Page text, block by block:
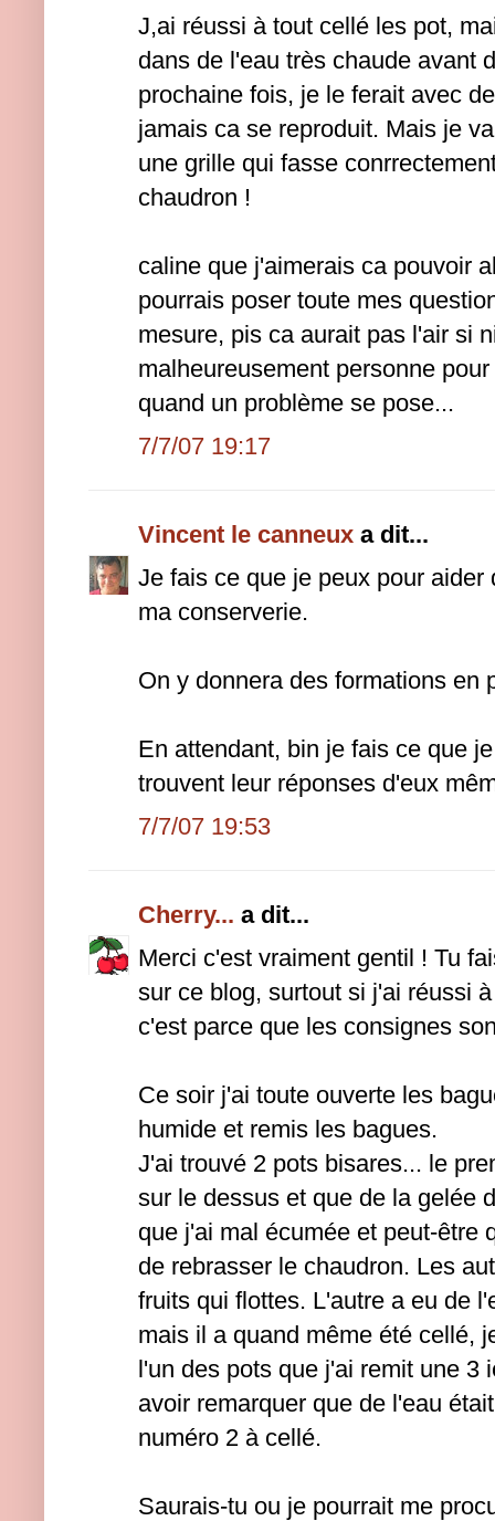
J,ai réussi à tout cellé les pot,
dans de l'eau très chaude avant
prochaine fois, je le ferait avec
jamais ca se reproduit. Mais je
une grille qui fasse
chaudron !
caline que j'aimerais ca pouvoir
pourrais poser toute mes
mesure, pis ca aurait pas l'air si
malheureusement personne
quand un problème se pose...
7/7/07 19:17
Vincent le canneux a dit...
Je fais ce que je peux pour aider
ma conserverie.
On y donnera des formations en
En attendant, bin je fais ce que
trouvent leur réponses d'eux
7/7/07 19:53
Cherry... a dit...
Merci c'est vraiment gentil ! Tu
sur ce blog, surtout si j'ai réussi
c'est parce que les consignes
Ce soir j'ai toute ouverte les
humide et remis les bagues.
J'ai trouvé 2 pots bisares... le
sur le dessus et que de la gelée
que j'ai mal écumée et peut-être
de rebrasser le chaudron. Les
fruits qui flottes. L'autre a eu de
mais il a quand même été cellé,
l'un des pots que j'ai remit une 3
avoir remarquer que de l'eau
numéro 2 à cellé.
Saurais-tu ou je pourrait me